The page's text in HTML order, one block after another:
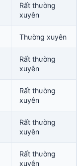
Rất thường
xuyên
Thường xuyên
Rất thường
xuyên
Rất thường
xuyên
Rất thường
xuyên
Rất thường
xuyên